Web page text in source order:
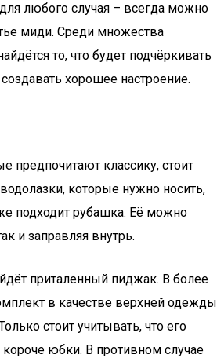
любого случая – всегда можно
миди. Среди множества
то, что будет подчёркивать
хорошее настроение.
предпочитают классику, стоит
которые нужно носить,
подходит рубашка. Её можно
и заправляя внутрь.
приталенный пиджак. В более
в качестве верхней одежды
стоит учитывать, что его
юбки. В противном случае